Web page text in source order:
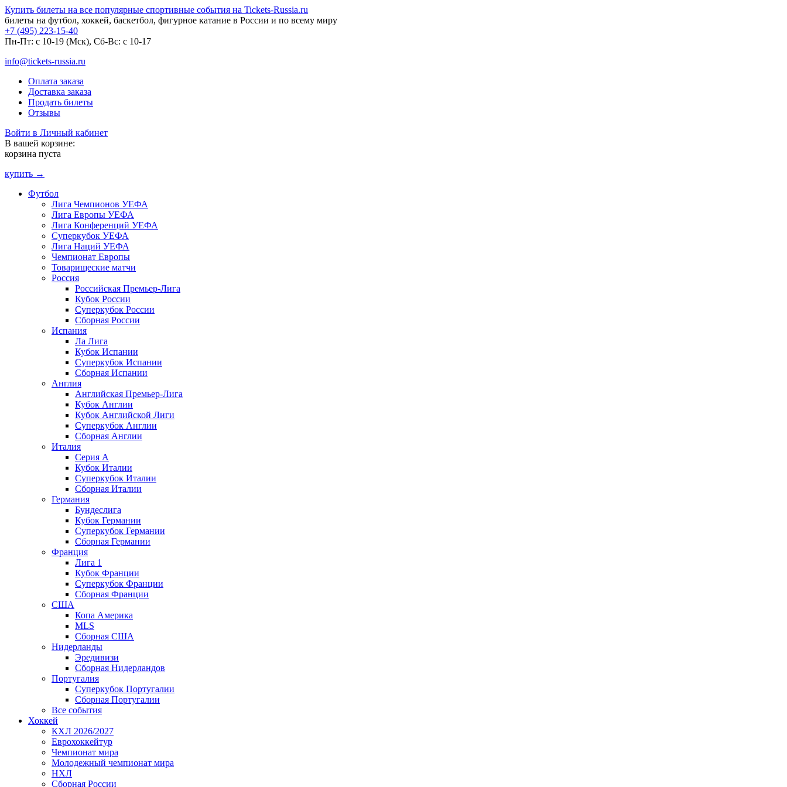
Купить билеты на все популярные спортивные события на Tickets-Russia.ru
билеты на футбол, хоккей, баскетбол, фигурное катание в России и по всему миру
+7 (495) 223-15-40
Пн-Пт: c 10-19 (Мск), Сб-Вс: с 10-17
info@tickets-russia.ru
Оплата заказа
Доставка заказа
Продать билеты
Отзывы
Войти в Личный кабинет
В вашей корзине:
корзина пуста
купить →
Футбол
Лига Чемпионов УЕФА
Лига Европы УЕФА
Лига Конференций УЕФА
Суперкубок УЕФА
Лига Наций УЕФА
Чемпионат Европы
Товарищеские матчи
Россия
Российская Премьер-Лига
Кубок России
Суперкубок России
Сборная России
Испания
Ла Лига
Кубок Испании
Суперкубок Испании
Сборная Испании
Англия
Английская Премьер-Лига
Кубок Англии
Кубок Английской Лиги
Суперкубок Англии
Сборная Англии
Италия
Серия А
Кубок Италии
Суперкубок Италии
Сборная Италии
Германия
Бундеслига
Кубок Германии
Суперкубок Германии
Сборная Германии
Франция
Лига 1
Кубок Франции
Суперкубок Франции
Сборная Франции
США
Копа Америка
MLS
Сборная США
Нидерланды
Эредивизи
Сборная Нидерландов
Португалия
Суперкубок Португалии
Сборная Португалии
Все события
Хоккей
КХЛ 2026/2027
Еврохоккейтур
Чемпионат мира
Молодежный чемпионат мира
НХЛ
Сборная России